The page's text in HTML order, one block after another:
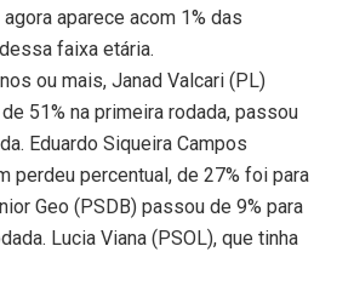
aparece acom 1% das
faixa etária.
ou mais, Janad Valcari (PL)
51% na primeira rodada, passou
Eduardo Siqueira Campos
perdeu percentual, de 27% foi para
Geo (PSDB) passou de 9% para
Lucia Viana (PSOL), que tinha